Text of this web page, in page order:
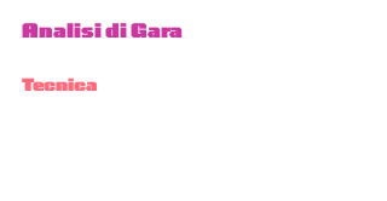
Analisi di Gara
Tecnica